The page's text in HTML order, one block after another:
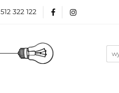
512 322 122
Kategorie Producenci
Katalogi Blog